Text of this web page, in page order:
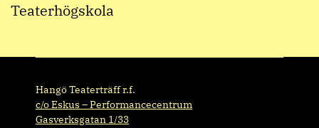
Teaterhögskola
Hangö Teaterträff r.f.
c/o Eskus – Performancecentrum
Gasverksgatan 1/33